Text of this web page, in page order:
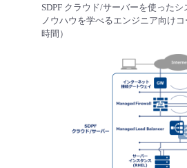
SDPF クラウド/サーバーを使った
ノウハウを学べるエンジニア向け
時間）